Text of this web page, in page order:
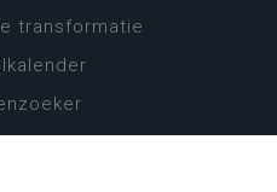
transformatie
website